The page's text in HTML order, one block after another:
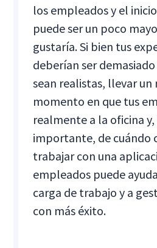
los empleados y el
puede ser un poco
gustaría. Si bien tus
deberían ser
sean realistas, llevar
momento en que tus
realmente a la oficina y,
importante, de cuándo
trabajar con una
empleados puede
carga de trabajo y a
con más éxito.